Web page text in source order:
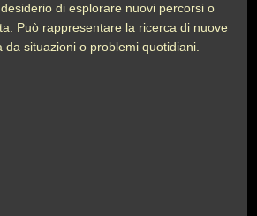
di esplorare nuovi percorsi o
Può rappresentare la ricerca di nuove
situazioni o problemi quotidiani.